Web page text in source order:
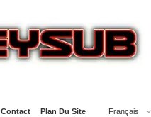
Français
Contact Plan Du Site